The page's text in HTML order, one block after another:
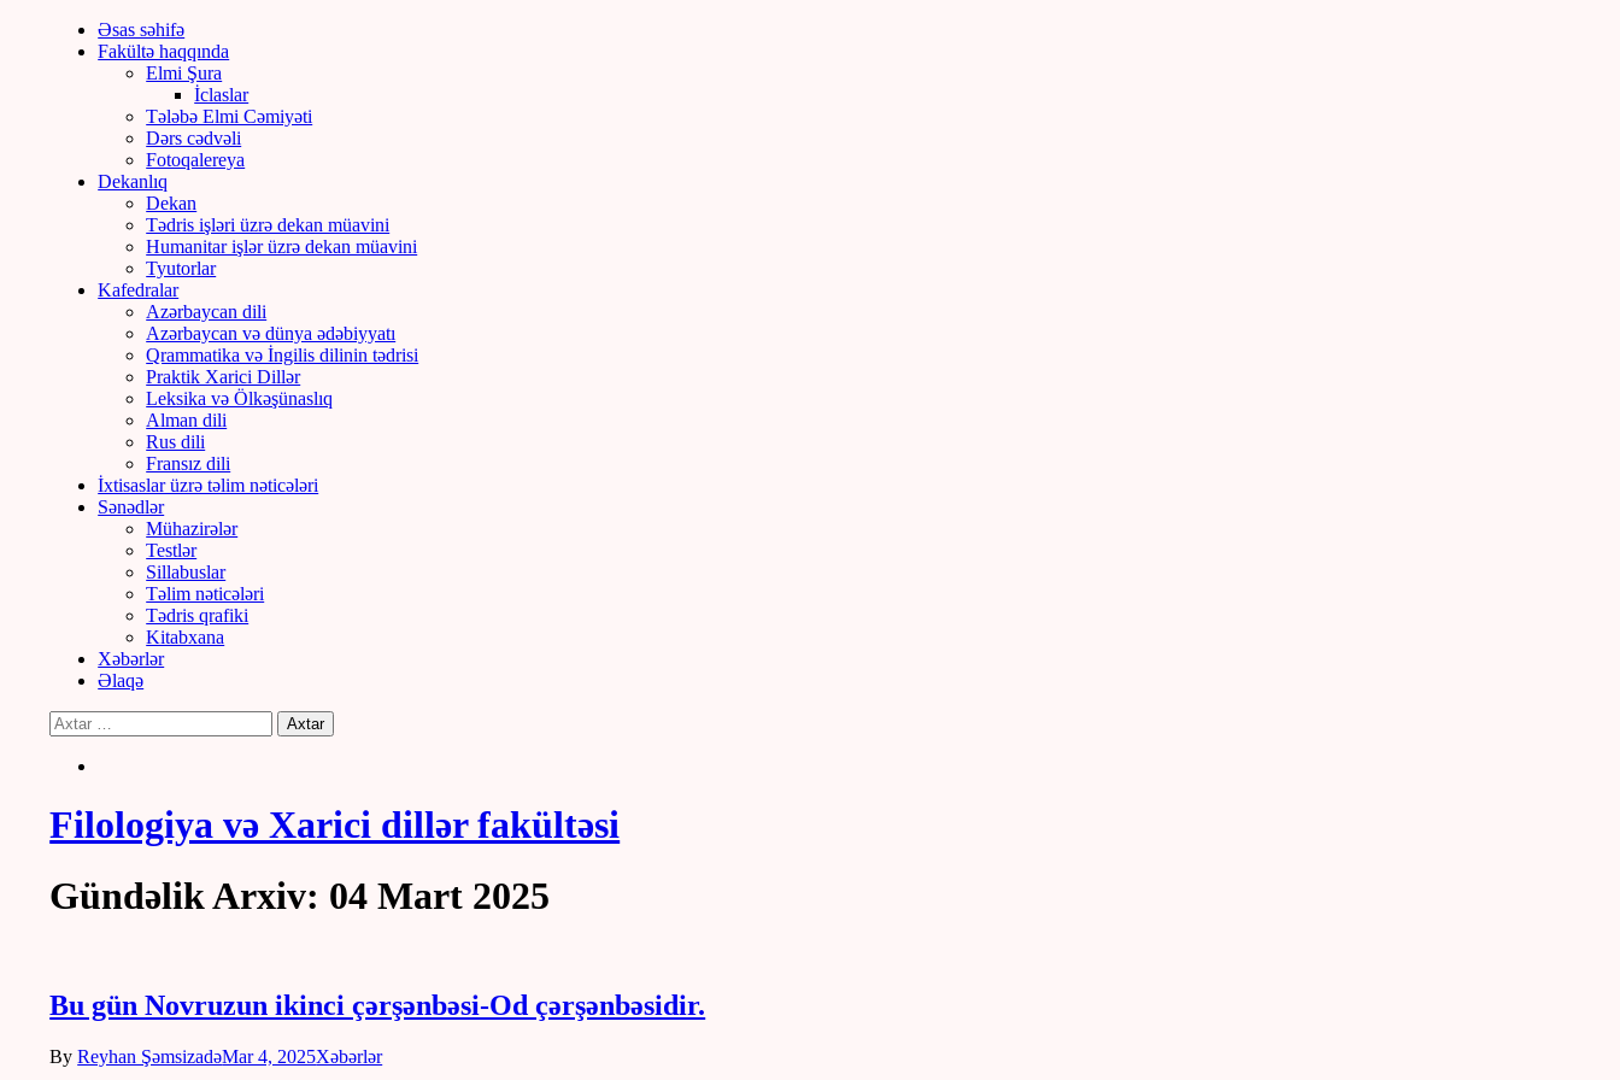
Əsas səhifə
Fakültə haqqında
Elmi Şura
İclaslar
Tələbə Elmi Cəmiyəti
Dərs cədvəli
Fotoqalereya
Dekanlıq
Dekan
Tədris işləri üzrə dekan müavini
Humanitar işlər üzrə dekan müavini
Tyutorlar
Kafedralar
Azərbaycan dili
Azərbaycan və dünya ədəbiyyatı
Qrammatika və İngilis dilinin tədrisi
Praktik Xarici Dillər
Leksika və Ölkəşünaslıq
Alman dili
Rus dili
Fransız dili
İxtisaslar üzrə təlim nəticələri
Sənədlər
Mühazirələr
Testlər
Sillabuslar
Təlim nəticələri
Tədris qrafiki
Kitabxana
Xəbərlər
Əlaqə
Filologiya və Xarici dillər fakültəsi
Gündəlik Arxiv: 04 Mart 2025
Bu gün Novruzun ikinci çərşənbəsi-Od çərşənbəsidir.
ByReyhan ŞəmsizadəMar 4, 2025Xəbərlər